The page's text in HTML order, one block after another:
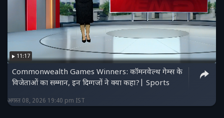
11:17
Commonwealth Games Winners: कॉमनवेल्थ गेम्स के
विजेताओं का सम्मान, इन दिग्गजों ने क्या कहा?| Sports
अगस्त 08, 2026 19:40 pm IST